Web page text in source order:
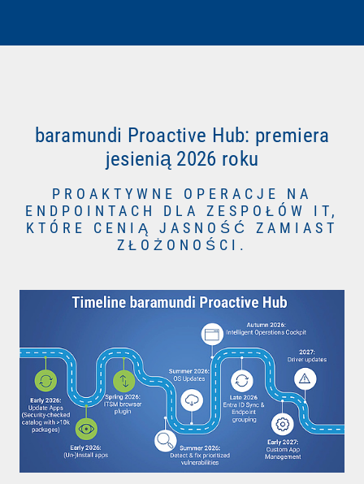
baramundi Proactive Hub: premiera
jesienią 2026 roku
PROAKTYWNE OPERACJE NA
ENDPOINTACH DLA ZESPOŁÓW IT,
KTÓRE CENIĄ JASNOŚĆ ZAMIAST
ZŁOŻONOŚCI.